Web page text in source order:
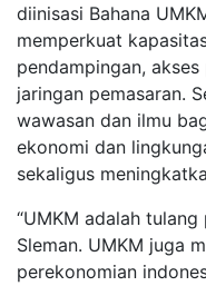
diinisasi Bahana
memperkuat
pendampingan,
jaringan pemasaran.
wawasan dan ilmu
ekonomi dan
sekaligus
“UMKM adalah
Sleman. UMKM juga
perekonomian